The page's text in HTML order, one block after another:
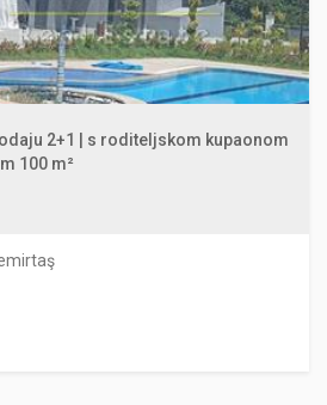
2+1 | s roditeljskom kupaonom
100 m²